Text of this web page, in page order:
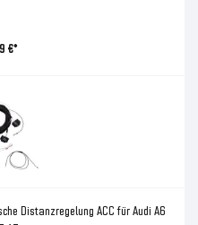
€*
Distanzregelung ACC für Audi A6